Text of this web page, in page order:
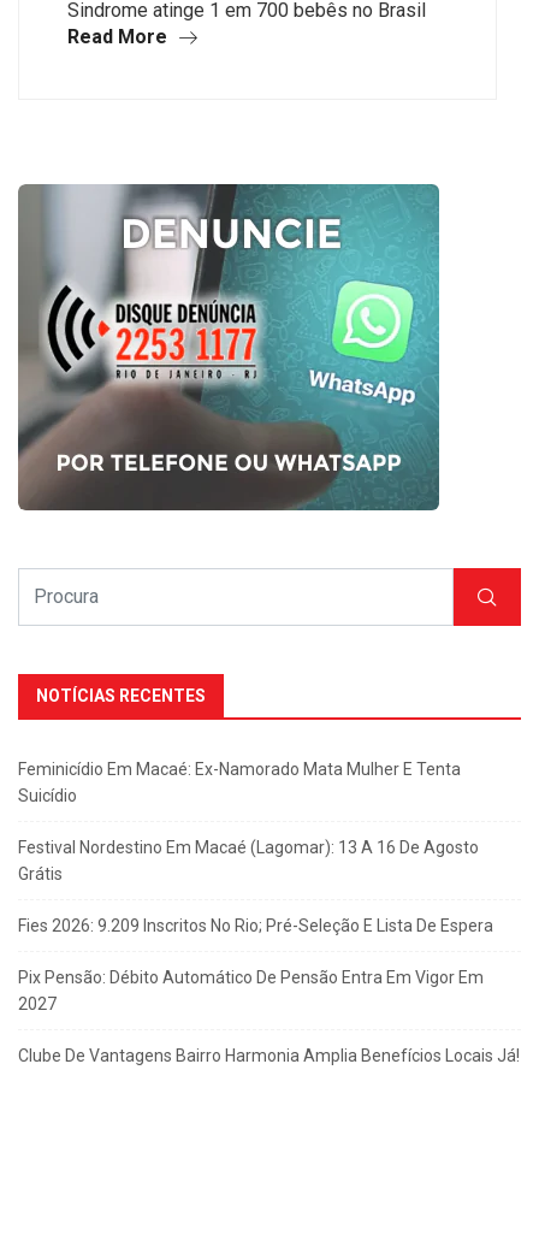
Sindrome atinge 1 em 700 bebês no Brasil
Read More
NOTÍCIAS RECENTES
Feminicídio Em Macaé: Ex-Namorado Mata Mulher E Tenta
Suicídio
Festival Nordestino Em Macaé (Lagomar): 13 A 16 De Agosto
Grátis
Fies 2026: 9.209 Inscritos No Rio; Pré-Seleção E Lista De Espera
Pix Pensão: Débito Automático De Pensão Entra Em Vigor Em
2027
Clube De Vantagens Bairro Harmonia Amplia Benefícios Locais Já!